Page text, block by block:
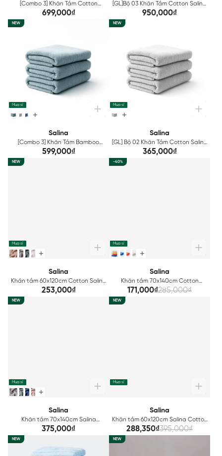
[Combo 3] Khăn Tắm Cotton
Salina GLOBAL SBT008EGP03
699,000₫
[GL]Bộ 03 Khăn Tắm Cotton Salina
70x140cm SBT004EGP03
950,000₫
NEW
Mua sỉ
Salina
[Combo 3] Khăn Tắm Bamboo
Salina GLOBAL SBT007EGP03
599,000₫
NEW
Mua sỉ
Salina
[GL] Bộ 02 Khăn Tắm Cotton Salina
50x100cm SBT006EGP02
365,000₫
NEW
Mua sỉ
Salina
Khăn tắm 60x120cm Cotton Salina
SBT012
253,000₫
-40%
Mua sỉ
Salina
Khăn tắm 70x140cm Cotton
Salina SP16
171,000₫285,000₫
NEW
Mua sỉ
Salina
Khăn tắm 70x140cm Salina
Bamboo SBT004
375,000₫
NEW
Mua sỉ
Salina
Khăn tắm 60x120cm Salina Cotton
SBT014GT
288,350₫395,000₫
NEW NEW